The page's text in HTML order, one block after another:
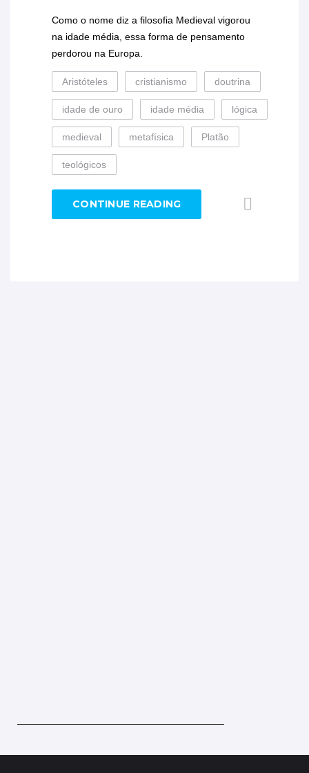
Como o nome diz a filosofia Medieval vigorou
na idade média, essa forma de pensamento
perdorou na Europa.
Aristóteles cristianismo doutrina
idade de ouro idade média lógica
medieval metafísica Platão
teológicos
CONTINUE READING